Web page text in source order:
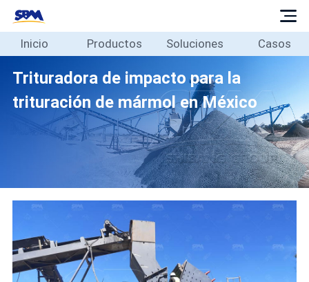
Inicio
Productos
Soluciones
Contacto
Inicio Productos Soluciones Casos
Trituradora de impacto para la
trituración de mármol en México